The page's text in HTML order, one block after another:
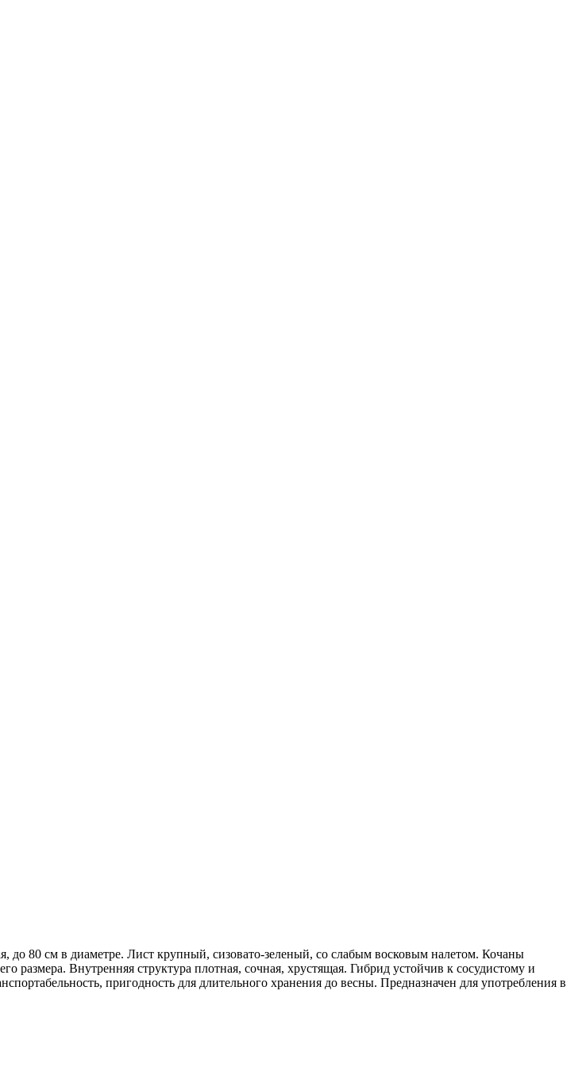
до 80 см в диаметре. Лист крупный, сизовато­-зеленый, со слабым восковым налетом. Кочаны
размера. Внутренняя структура плотная, сочная, хрустящая. Гибрид устойчив к сосудистому и
пригодность для длительного хранения до весны. Предназначен для употребления в